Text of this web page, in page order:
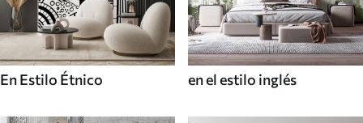
En Estilo Étnico en el estilo inglés